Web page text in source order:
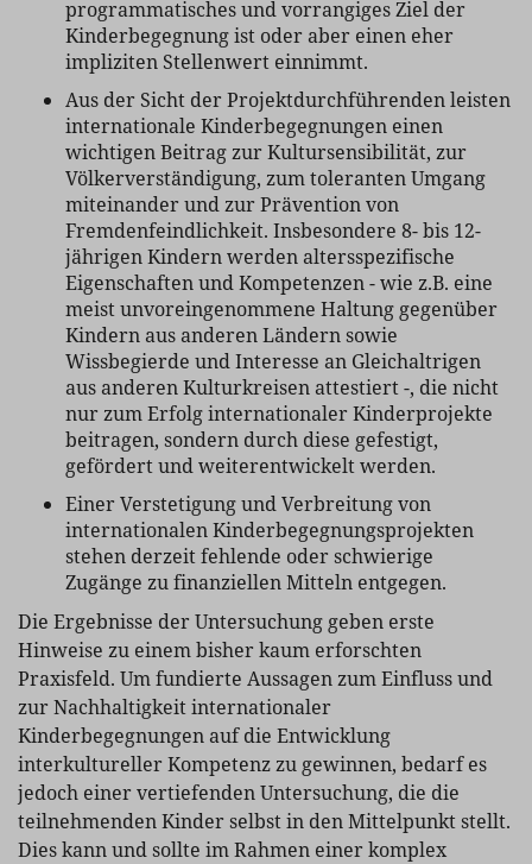
programmatisches und vorrangiges Ziel der
Kinderbegegnung ist oder aber einen eher
impliziten Stellenwert einnimmt.
Aus der Sicht der Projektdurchführenden leisten
internationale Kinderbegegnungen einen
wichtigen Beitrag zur Kultursensibilität, zur
Völkerverständigung, zum toleranten Umgang
miteinander und zur Prävention von
Fremdenfeindlichkeit. Insbesondere 8- bis 12-
jährigen Kindern werden altersspezifische
Eigenschaften und Kompetenzen - wie z.B. eine
meist unvoreingenommene Haltung gegenüber
Kindern aus anderen Ländern sowie
Wissbegierde und Interesse an Gleichaltrigen
aus anderen Kulturkreisen attestiert -, die nicht
nur zum Erfolg internationaler Kinderprojekte
beitragen, sondern durch diese gefestigt,
gefördert und weiterentwickelt werden.
Einer Verstetigung und Verbreitung von
internationalen Kinderbegegnungsprojekten
stehen derzeit fehlende oder schwierige
Zugänge zu finanziellen Mitteln entgegen.
Die Ergebnisse der Untersuchung geben erste
Hinweise zu einem bisher kaum erforschten
Praxisfeld. Um fundierte Aussagen zum Einfluss und
zur Nachhaltigkeit internationaler
Kinderbegegnungen auf die Entwicklung
interkultureller Kompetenz zu gewinnen, bedarf es
jedoch einer vertiefenden Untersuchung, die die
teilnehmenden Kinder selbst in den Mittelpunkt stellt.
Dies kann und sollte im Rahmen einer komplex